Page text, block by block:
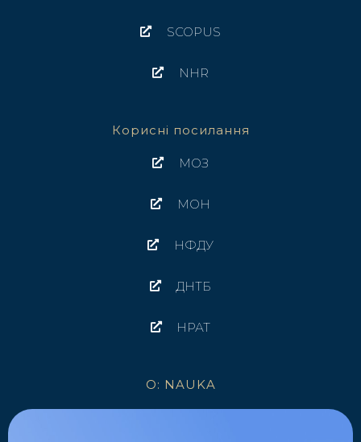
SCOPUS
NHR
Корисні посилання
МОЗ
МОН
НФДУ
ДНТБ
НРАТ
O: NAUKA